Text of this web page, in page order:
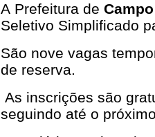
A Prefeitura de
Seletivo Simplificado
São nove vagas
de reserva.
As inscrições são
seguindo até o